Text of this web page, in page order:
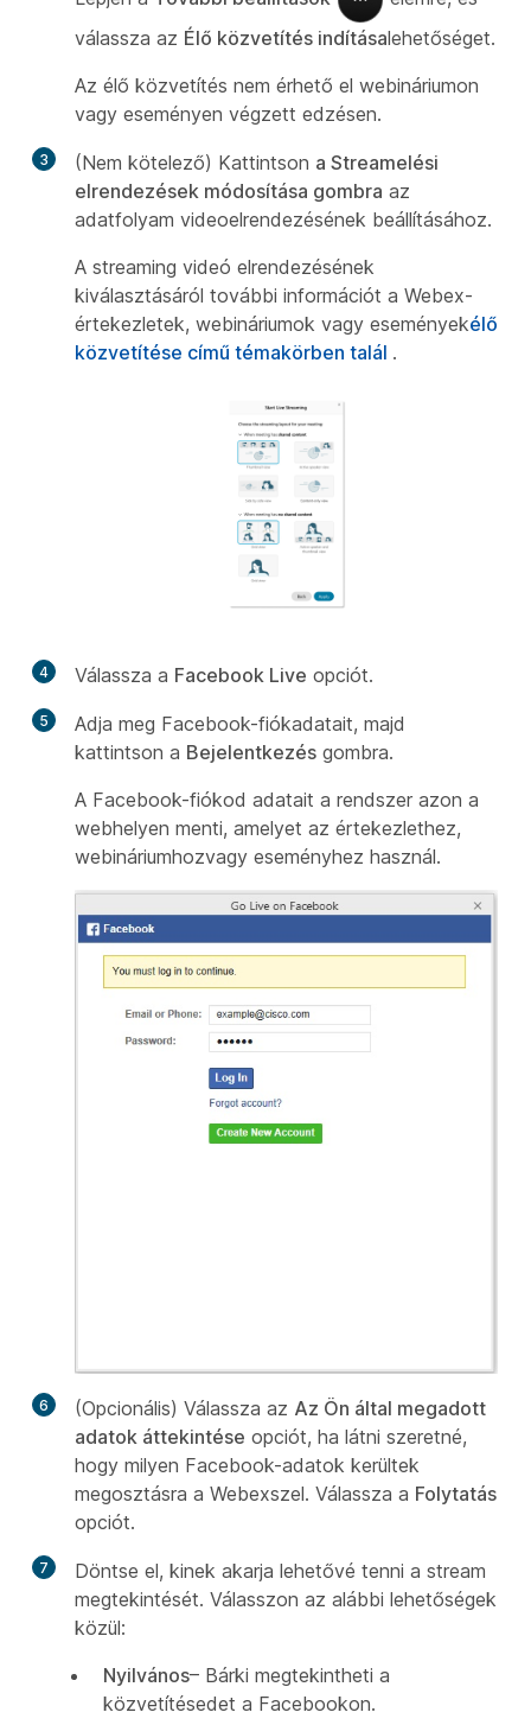
válassza az Élő közvetítés indításalehetőséget.
Az élő közvetítés nem érhető el webináriumon
vagy eseményen végzett edzésen.
3 (Nem kötelező) Kattintson a Streamelési
elrendezések módosítása gombra az
adatfolyam videoelrendezésének beállításához.
A streaming videó elrendezésének
kiválasztásáról további információt a Webex-
értekezletek, webináriumok vagy eseményekélő
közvetítése című témakörben talál .
4 Válassza a Facebook Live opciót.
5
Adja meg Facebook-fiókadatait, majd
kattintson a Bejelentkezés gombra.
A Facebook-fiókod adatait a rendszer azon a
webhelyen menti, amelyet az értekezlethez,
webináriumhozvagy eseményhez használ.
6 (Opcionális) Válassza az Az Ön által megadott
adatok áttekintése opciót, ha látni szeretné,
hogy milyen Facebook-adatok kerültek
megosztásra a Webexszel. Válassza a Folytatás
opciót.
7
Döntse el, kinek akarja lehetővé tenni a stream
megtekintését. Válasszon az alábbi lehetőségek
közül:
Nyilvános– Bárki megtekintheti a
közvetítésedet a Facebookon.